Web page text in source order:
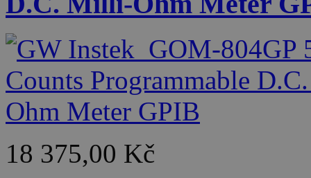
18 375,00 Kč